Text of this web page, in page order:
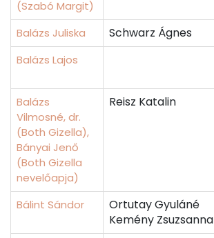
(Szabó Margit)
Balázs Juliska Schwarz Ágnes
Balázs Lajos
Balázs
Vilmosné, dr.
(Both Gizella),
Bányai Jenő
(Both Gizella
nevelőapja)
Reisz Katalin
Bálint Sándor
Ortutay Gyuláné
Kemény Zsuzsanna